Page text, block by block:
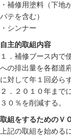
・補修用塗料（下地
パテを含む）
・シンナー
自主的取組内容
１．補修ブース内で
への排出量を各都道
に対して年１回必ら
２．２０１０年まで
３０％を削減する。
取組をするためのＶ
上記の取組を始める